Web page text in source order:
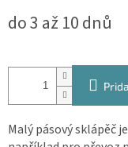
cena:
do 3 až 10 dnů
Malý pásový sklápěč